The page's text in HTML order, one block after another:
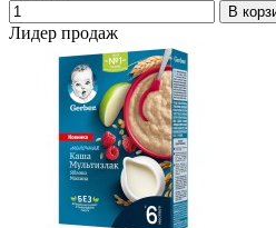
Лидер продаж